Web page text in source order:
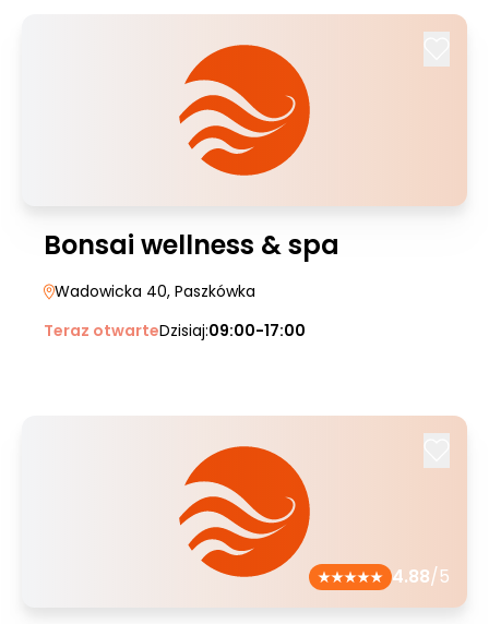
Bonsai wellness & spa
Wadowicka 40, Paszkówka
Teraz otwarteDzisiaj:09:00-17:00
4.88/5